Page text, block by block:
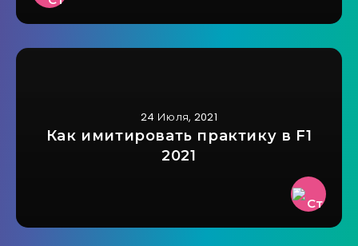
24 Июля, 2021
Как имитировать практику в F1
2021